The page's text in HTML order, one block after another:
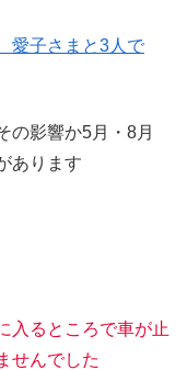
子さまと3人で
の影響か5月・8月
あります
入るところで車が止
せんでした